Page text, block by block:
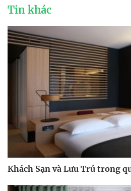
Tin khác
Khách Sạn và Lưu Trú trong